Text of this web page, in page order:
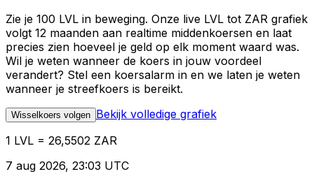
Zie je 100 LVL in beweging. Onze live LVL tot ZAR grafiek
volgt 12 maanden aan realtime middenkoersen en laat
precies zien hoeveel je geld op elk moment waard was.
Wil je weten wanneer de koers in jouw voordeel
verandert? Stel een koersalarm in en we laten je weten
wanneer je streefkoers is bereikt.
Wisselkoers volgen Bekijk volledige grafiek
1 LVL = 26,5502 ZAR
7 aug 2026, 23:03 UTC